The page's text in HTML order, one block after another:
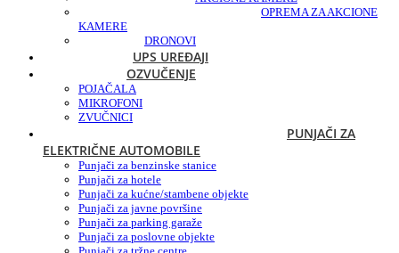
OPREMA ZA AKCIONE
KAMERE
DRONOVI
UPS UREĐAJI
OZVUČENJE
POJAČALA
MIKROFONI
ZVUČNICI
PUNJAČI ZA
ELEKTRIČNE AUTOMOBILE
Punjači za benzinske stanice
Punjači za hotele
Punjači za kućne/stambene objekte
Punjači za javne površine
Punjači za parking garaže
Punjači za poslovne objekte